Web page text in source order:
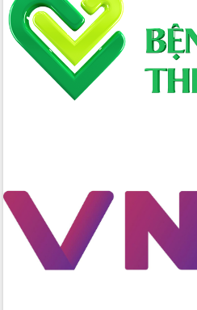
Phát động chiến dịch 30 ngày đêm
giải phóng mặt bằng Tuyến đường bộ
ven biển
Đắk Lắk nỗ lực thúc đẩy tăng trưởng
kinh tế từ 10% trở lên trong Quý
Đắk Lắk về phát triển nhân lực y tế
cho trạm y tế cấp xã
Du lịch Đắk Lắk nâng tầm trải nghiệm
du khách thông qua Hệ thống cơ sở dữ
liệu và Bản đồ số